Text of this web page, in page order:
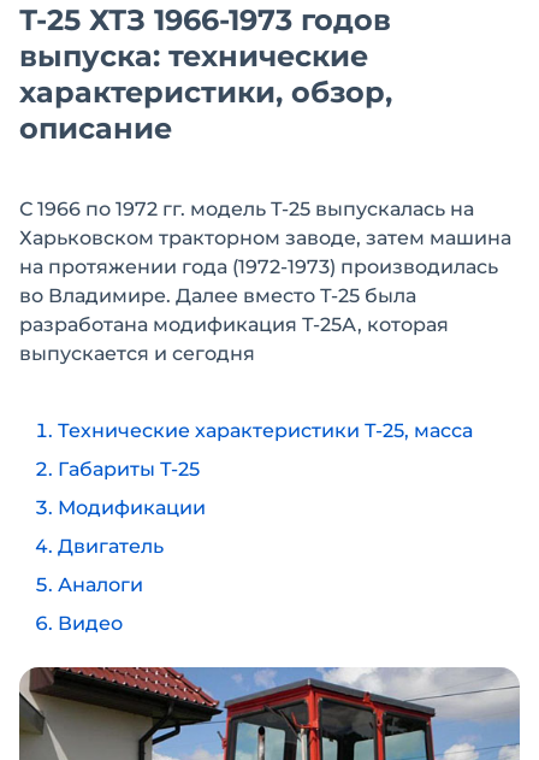
Т-25 ХТЗ 1966-1973 годов
выпуска: технические
характеристики, обзор,
описание
С 1966 по 1972 гг. модель Т-25 выпускалась на
Харьковском тракторном заводе, затем машина
на протяжении года (1972-1973) производилась
во Владимире. Далее вместо Т-25 была
разработана модификация Т-25А, которая
выпускается и сегодня
Технические характеристики Т-25, масса
Габариты Т-25
Модификации
Двигатель
Аналоги
Видео